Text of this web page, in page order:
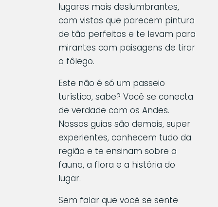
lugares mais deslumbrantes,
com vistas que parecem pintura
de tão perfeitas e te levam para
mirantes com paisagens de tirar
o fôlego.
Este não é só um passeio
turístico, sabe? Você se conecta
de verdade com os Andes.
Nossos guias são demais, super
experientes, conhecem tudo da
região e te ensinam sobre a
fauna, a flora e a história do
lugar.
Sem falar que você se sente